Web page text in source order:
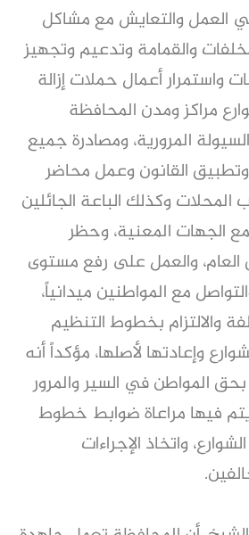
العمل والتعايش مع مشاكل
والقمامة وتدعيم وتجهيز
واستمرار أعمال حملات إزالة
مراكز ومدن المحافظة
المرورية، ومصادرة جميع
وتطبيق القانون وعمل محاضر
وكذلك الباعة الجائلين
الجهات المعنية، وحظر
والعمل على رفع مستوى
مع المواطنين ميدانياً،
والالتزام بخطوط التنظيم
وإعادتها لأصلها، مؤكداً أنه
المواطن في السير والمرور
فيها مراعاة ضوابط خطوط
واتخاذ الإجراءات